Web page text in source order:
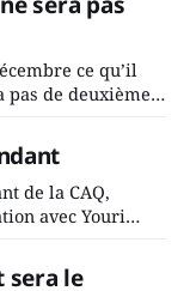
ce qu’il
pas de deuxième
de la ville,
souper
de la CAQ,
avec Youri
dans 2
sera le